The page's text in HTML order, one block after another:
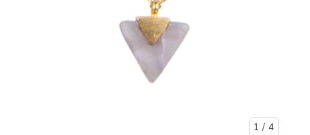
1 / 4